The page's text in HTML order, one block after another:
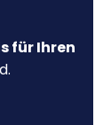
für Ihren